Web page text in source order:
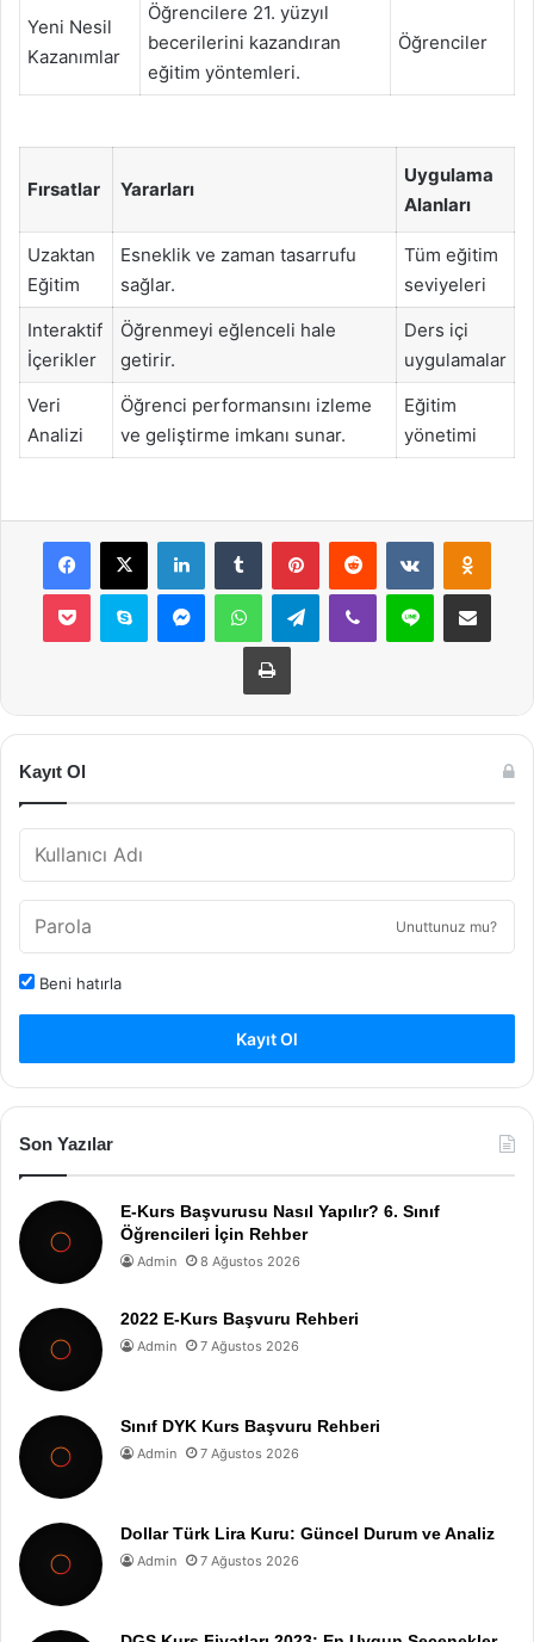
Yeni Nesil
Kazanımlar
Öğrencilere 21. yüzyıl
becerilerini kazandıran
eğitim yöntemleri.
Öğrenciler
Fırsatlar Yararları
Uygulama
Alanları
Uzaktan
Eğitim
Esneklik ve zaman tasarrufu
sağlar.
Tüm eğitim
seviyeleri
Interaktif
İçerikler
Öğrenmeyi eğlenceli hale
getirir.
Ders içi
uygulamalar
Veri
Analizi
Öğrenci performansını izleme
ve geliştirme imkanı sunar.
Eğitim
yönetimi
Facebook
X LinkedInTumblr PinterestReddit VKontakte
Pocket Skype MessengerWhatsAppTelegramViber Line E-Posta ile
Yazdır
Kayıt Ol
Unuttunuz mu?
Beni hatırla
Kayıt Ol
Son Yazılar
E-Kurs Başvurusu Nasıl Yapılır? 6. Sınıf
Öğrencileri İçin Rehber
Admin 8 Ağustos 2026
2022 E-Kurs Başvuru Rehberi
Admin 7 Ağustos 2026
Sınıf DYK Kurs Başvuru Rehberi
Admin 7 Ağustos 2026
Dollar Türk Lira Kuru: Güncel Durum ve Analiz
Admin 7 Ağustos 2026